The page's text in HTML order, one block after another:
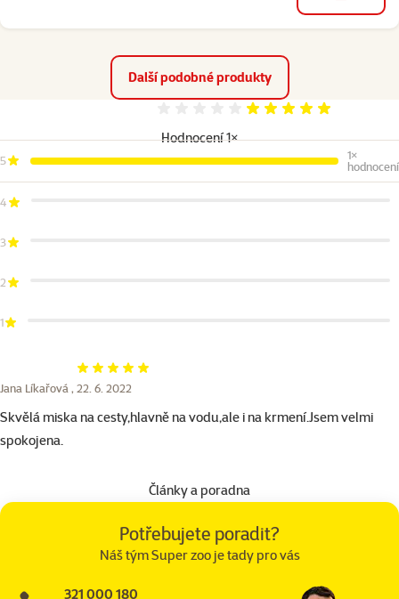
Další podobné produkty
Hodnocení 1×
Hodnocení 100%
5
1×
hodnocení
4
3
2
1
Hodnocení 100%
Jana Líkařová , 22. 6. 2022
Skvělá miska na cesty,hlavně na vodu,ale i na krmení.Jsem velmi
spokojena.
Články a poradna
Potřebujete poradit?
Náš tým Super zoo je tady pro vás
321 000 180